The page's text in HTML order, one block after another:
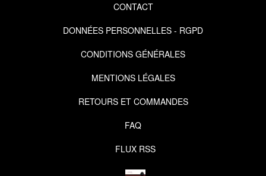
CONTACT
DONNÉES PERSONNELLES - RGPD
CONDITIONS GÉNÉRALES
MENTIONS LÉGALES
RETOURS ET COMMANDES
FAQ
FLUX RSS